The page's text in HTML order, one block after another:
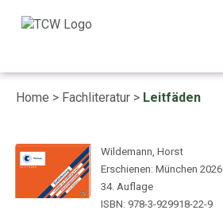
Home > Fachliteratur > Leitfäden
Wildemann, Horst
Erschienen: München 2026
34. Auflage
ISBN: 978-3-929918-22-9